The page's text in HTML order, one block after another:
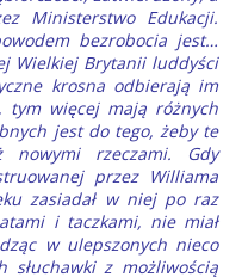
Ministerstwo Edukacji.
bezrobocia jest…
Wielkiej Brytanii luddyści
krosna odbierają im
więcej mają różnych
jest do tego, żeby te
nowymi rzeczami. Gdy
przez Williama
zasiadał w niej po raz
i taczkami, nie miał
w ulepszonych nieco
z możliwością